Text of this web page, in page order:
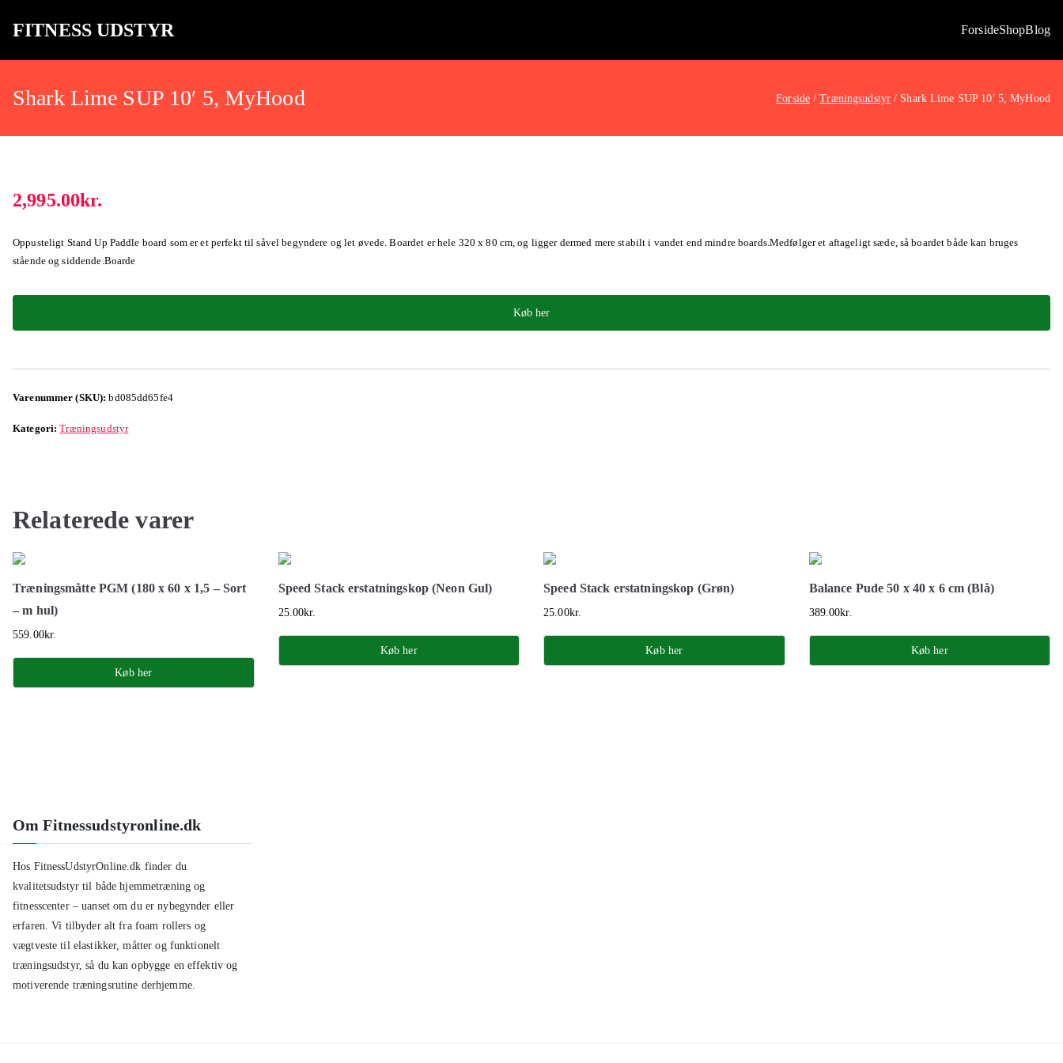
FITNESS UDSTYR ForsideShopBlog
Shark Lime SUP 10′ 5, MyHood Forside Træningsudstyr Shark Lime SUP 10′ 5, MyHood
2,995.00kr.
Oppusteligt Stand Up Paddle board som er et perfekt til såvel begyndere og let øvede. Boardet er hele 320 x 80 cm, og ligger dermed mere stabilt i vandet end mindre boards.Medfølger et aftageligt sæde, så boardet både kan bruges
stående og siddende.Boarde
Køb her
Varenummer (SKU):bd085dd65fe4
Kategori:Træningsudstyr
Relaterede varer
Træningsmåtte PGM (180 x 60 x 1,5 – Sort
– m hul)
559.00kr.
Køb her
Speed Stack erstatningskop (Neon Gul)
25.00kr.
Køb her
Speed Stack erstatningskop (Grøn)
25.00kr.
Køb her
Balance Pude 50 x 40 x 6 cm (Blå)
389.00kr.
Køb her
Om Fitnessudstyronline.dk
Hos FitnessUdstyrOnline.dk finder du
kvalitetsudstyr til både hjemmetræning og
fitnesscenter – uanset om du er nybegynder eller
erfaren. Vi tilbyder alt fra foam rollers og
vægtveste til elastikker, måtter og funktionelt
træningsudstyr, så du kan opbygge en effektiv og
motiverende træningsrutine derhjemme.